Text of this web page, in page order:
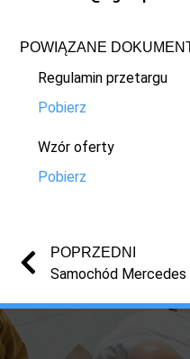
POWIĄZANE
Regulamin przetargu
Pobierz
Wzór oferty
Pobierz
POPRZEDNI